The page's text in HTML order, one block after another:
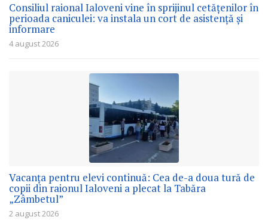
Consiliul raional Ialoveni vine în sprijinul cetățenilor în
perioada caniculei: va instala un cort de asistență și
informare
4 august 2026
Vacanța pentru elevi continuă: Cea de-a doua tură de
copii din raionul Ialoveni a plecat la Tabăra
„Zâmbetul”
2 august 2026